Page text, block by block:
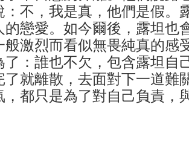
：不，我是真，他們是假。
的戀愛。如今爾後，露坦也
般激烈而看似無畏純真的感
了：誰也不欠，包含露坦自
了就離散，去面對下一道難
，都只是為了對自己負責，